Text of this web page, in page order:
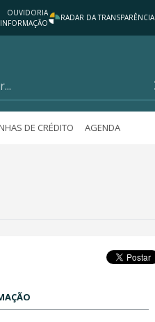
OUVIDORIA
RADAR DA TRANSPARÊNCIA
DE CRÉDITO AGENDA